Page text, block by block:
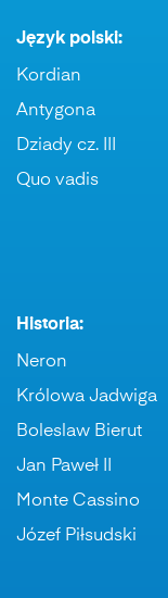
Język polski:
Kordian
Antygona
Dziady cz. III
Quo vadis
Historia:
Neron
Królowa Jadwiga
Boleslaw Bierut
Jan Paweł II
Monte Cassino
Józef Piłsudski